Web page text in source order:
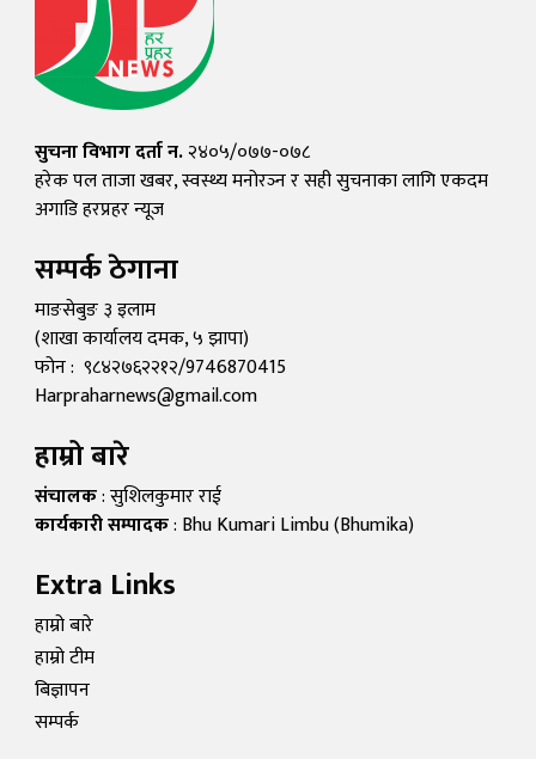
सुचना विभाग दर्ता न.२४०५/०७७-०७८
हरेक पल ताजा खबर, स्वस्थ्य मनोरञ्न र सही सुचनाका लागि एकदम
अगाडि हरप्रहर न्यूज
सम्पर्क ठेगाना
माङसेबुङ ३ इलाम
(शाखा कार्यालय दमक, ५ झापा)
फोन : ९८४२७६२२१२/9746870415
Harpraharnews@gmail.com
हाम्रो बारे
संचालक: सुशिलकुमार राई
कार्यकारी सम्पादक: Bhu Kumari Limbu (Bhumika)
Extra Links
हाम्रो बारे
हाम्रो टीम
बिज्ञापन
सम्पर्क